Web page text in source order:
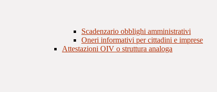
Scadenzario obblighi amministrativi
Oneri informativi per cittadini e imprese
Attestazioni OIV o struttura analoga